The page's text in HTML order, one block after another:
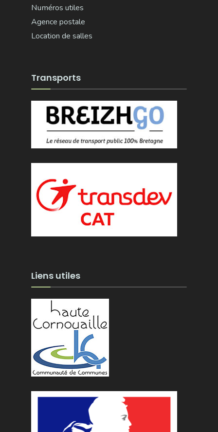
Numéros utiles
Agence postale
Location de salles
Transports
Liens utiles